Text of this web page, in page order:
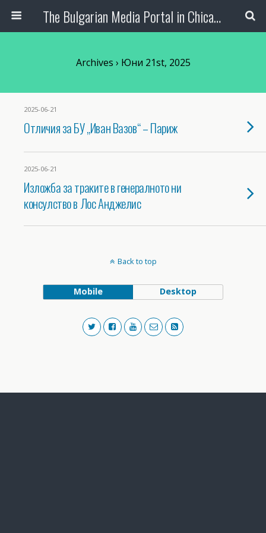
The Bulgarian Media Portal in Chicago
Archives › Юни 21st, 2025
2025-06-21
Отличия за БУ „Иван Вазов“ – Париж
2025-06-21
Изложба за траките в генералното ни
консулство в Лос Анджелис
Back to top
Mobile Desktop